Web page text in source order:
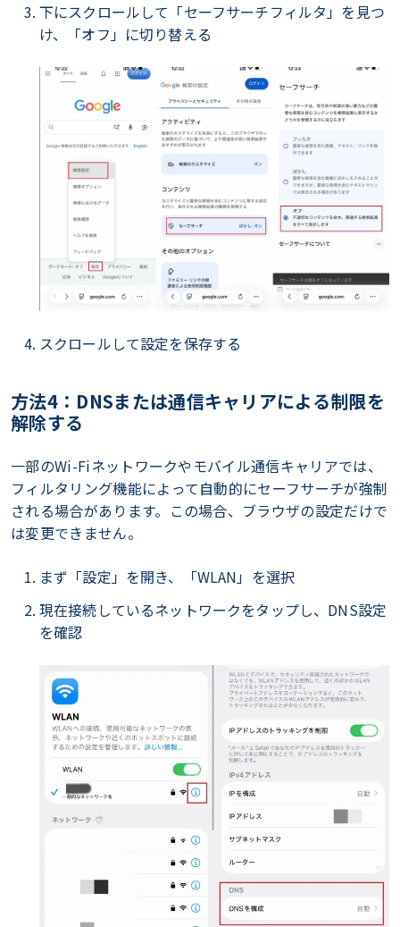
下にスクロールして「セーフサーチフィルタ」を見つ
け、「オフ」に切り替える
スクロールして設定を保存する
方法4：DNSまたは通信キャリアによる制限を
解除する
一部のWi-Fiネットワークやモバイル通信キャリアでは、
フィルタリング機能によって自動的にセーフサーチが強制
される場合があります。この場合、ブラウザの設定だけで
は変更できません。
まず「設定」を開き、「WLAN」を選択
現在接続しているネットワークをタップし、DNS設定
を確認